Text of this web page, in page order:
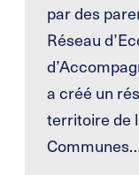
par des
Réseau
a créé un
territoire de